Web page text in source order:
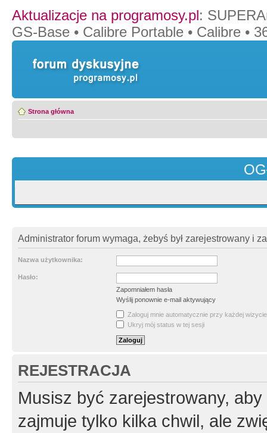
Aktualizacje na programosy.pl:
GS-Base • Calibre Portable • Calibre •
Strona główna
Administrator forum wymaga, żebyś był zarejestrowany i
Nazwa użytkownika:
Hasło:
Zapomniałem hasła
Wyślij ponownie e-mail aktywujący
Zaloguj mnie automatycznie przy każdej wizycie
Ukryj mój status w tej sesji
REJESTRACJA
Musisz być zarejestrowany,
zajmuje tylko kilka chwil, ale